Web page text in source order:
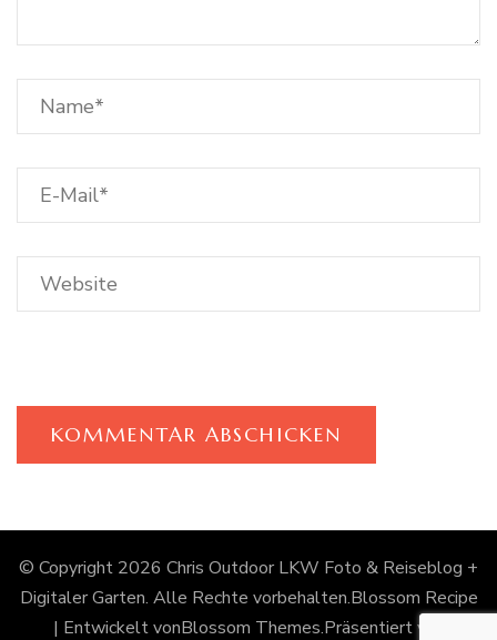
© Copyright 2026 Chris Outdoor LKW Foto & Reiseblog +
Digitaler Garten. Alle Rechte vorbehalten.Blossom Recipe
| Entwickelt vonBlossom Themes.Präsentiert von